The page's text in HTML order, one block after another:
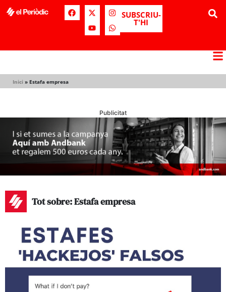
SUBSCRIU-
T'HI
Inici » Estafa empresa
Publicitat
Tot sobre: Estafa empresa